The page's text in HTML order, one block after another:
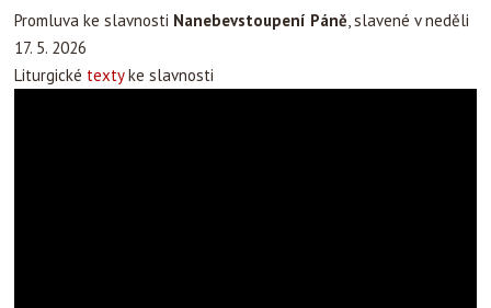
Promluva ke slavnosti Nanebevstoupení Páně, slavené v neděli
17. 5. 2026
Liturgické textyke slavnosti